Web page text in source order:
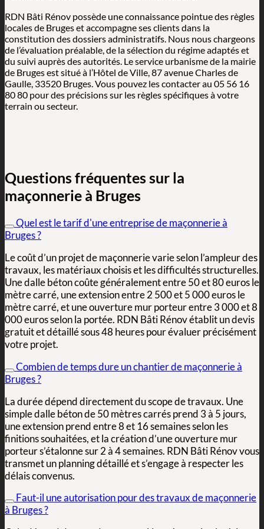
RDN Bâti Rénov possède une connaissance pointue des règles
locales de Bruges et accompagne ses clients dans la
constitution des dossiers administratifs. Nous nous chargeons
de l’évaluation préalable, de la sélection du régime adaptés et
du suivi auprès des autorités. Le service urbanisme de la mairie
de Bruges est situé à l’Hôtel de Ville, 87 avenue Charles de
Gaulle, 33520 Bruges. Vous pouvez les contacter au 05 56 16
80 80 pour des précisions sur les règles spécifiques à votre
terrain ou secteur.
Questions fréquentes sur la
maçonnerie à Bruges
Quel est le tarif d'une entreprise de maçonnerie à
Bruges ?
Le coût d’un projet de maçonnerie varie selon l’ampleur des
travaux, les matériaux choisis et les difficultés structurelles.
Une dalle béton coûte généralement entre 50 et 80 euros le
mètre carré, une extension entre 2 500 et 5 000 euros le
mètre carré, et une ouverture mur porteur entre 3 000 et 8
000 euros selon la portée. RDN Bâti Rénov établit un devis
gratuit et détaillé sous 48 heures pour évaluer précisément
votre projet.
Combien de temps dure un chantier de maçonnerie à
Bruges ?
La durée dépend directement du scope de travaux. Une
simple dalle béton de 50 mètres carrés prend 3 à 5 jours,
une extension prend entre 8 et 16 semaines selon les
finitions souhaitées, et la création d’une ouverture mur
porteur s’étalonne sur 2 à 4 semaines. RDN Bâti Rénov vous
transmet un planning détaillé et s’engage à respecter les
délais convenus.
Faut-il une autorisation pour des travaux de maçonnerie
à Bruges ?